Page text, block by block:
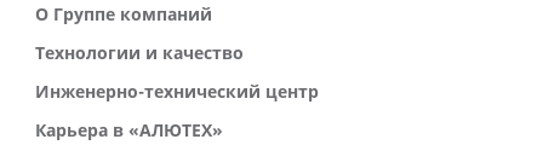
О Группе компаний
Технологии и качество
Инженерно-технический центр
Карьера в «АЛЮТЕХ»